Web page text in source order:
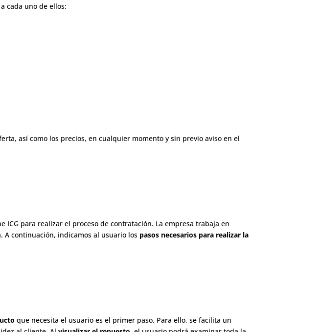
cada uno de ellos:
así como los precios, en cualquier momento y sin previo aviso en el
para realizar el proceso de contratación. La empresa trabaja en
A continuación, indicamos al usuario los pasos necesarios para realizar la
que necesita el usuario es el primer paso. Para ello, se facilita un